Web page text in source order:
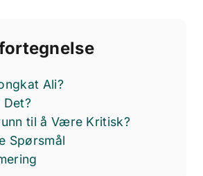
Ali?
Det?
til å Være Kritisk?
Spørsmål